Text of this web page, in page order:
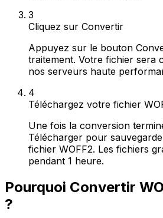
3
Cliquez sur Convertir
Appuyez sur le bouton
traitement. Votre fichier sera
nos serveurs haute
4
Téléchargez votre fichier
Une fois la conversion
Télécharger pour
fichier WOFF2. Les fichiers
pendant 1 heure.
Pourquoi Convertir
?